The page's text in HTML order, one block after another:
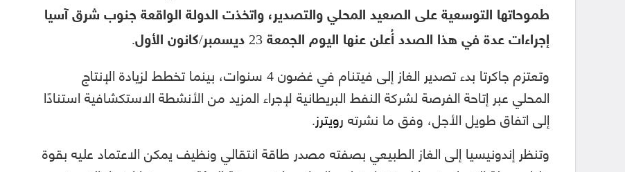
طموحاتها التوسعية على الصعيد المحلي والتصدير، واتخذت الدولة الواقعة جنوب شرق آسيا
إجراءات عدة في هذا الصدد أُعلن عنها اليوم الجمعة 23 ديسمبر/كانون الأول.
وتعتزم جاكرتا بدء تصدير الغاز إلى فيتنام في غضون 4 سنوات، بينما تخطط لزيادة الإنتاج
المحلي عبر إتاحة الفرصة لشركة النفط البريطانية لإجراء المزيد من الأنشطة الاستكشافية استنادًا
إلى اتفاق طويل الأجل، وفق ما نشرتهرويترز.
وتنظر إندونيسيا إلى الغاز الطبيعي بصفته مصدر طاقة انتقالي ونظيف يمكن الاعتماد عليه بقوة